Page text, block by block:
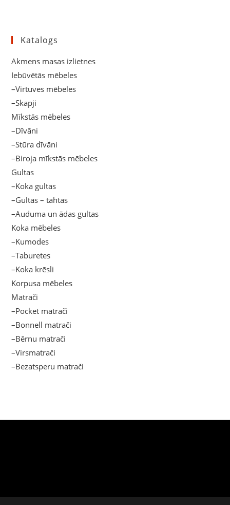
Katalogs
Akmens masas izlietnes
Iebūvētās mēbeles
–Virtuves mēbeles
–Skapji
Mīkstās mēbeles
–Dīvāni
–Stūra dīvāni
–Biroja mīkstās mēbeles
Gultas
–Koka gultas
–Gultas – tahtas
–Auduma un ādas gultas
Koka mēbeles
–Kumodes
–Taburetes
–Koka krēsli
Korpusa mēbeles
Matrači
–Pocket matrači
–Bonnell matrači
–Bērnu matrači
–Virsmatrači
–Bezatsperu matrači